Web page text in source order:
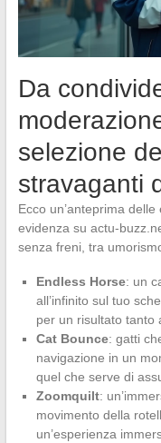
Da
selezione
stravaganti
Ecco un’anteprima
evidenza su actu-
senza freni, tra
Endless Horse: un
all’infinito sul tuo
per un risultato tanto
Cat Bounce: gatti
navigazione in un
quel che serve di
Zoomquilt:
movimento della
un’esperienza